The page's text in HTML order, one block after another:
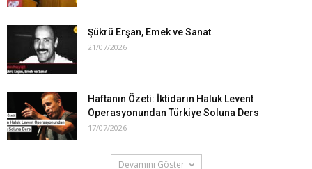
Şükrü Erşan, Emek ve Sanat
21/07/2026
Haftanın Özeti: İktidarın Haluk Levent
Operasyonundan Türkiye Soluna Ders
17/07/2026
Devamını Göster